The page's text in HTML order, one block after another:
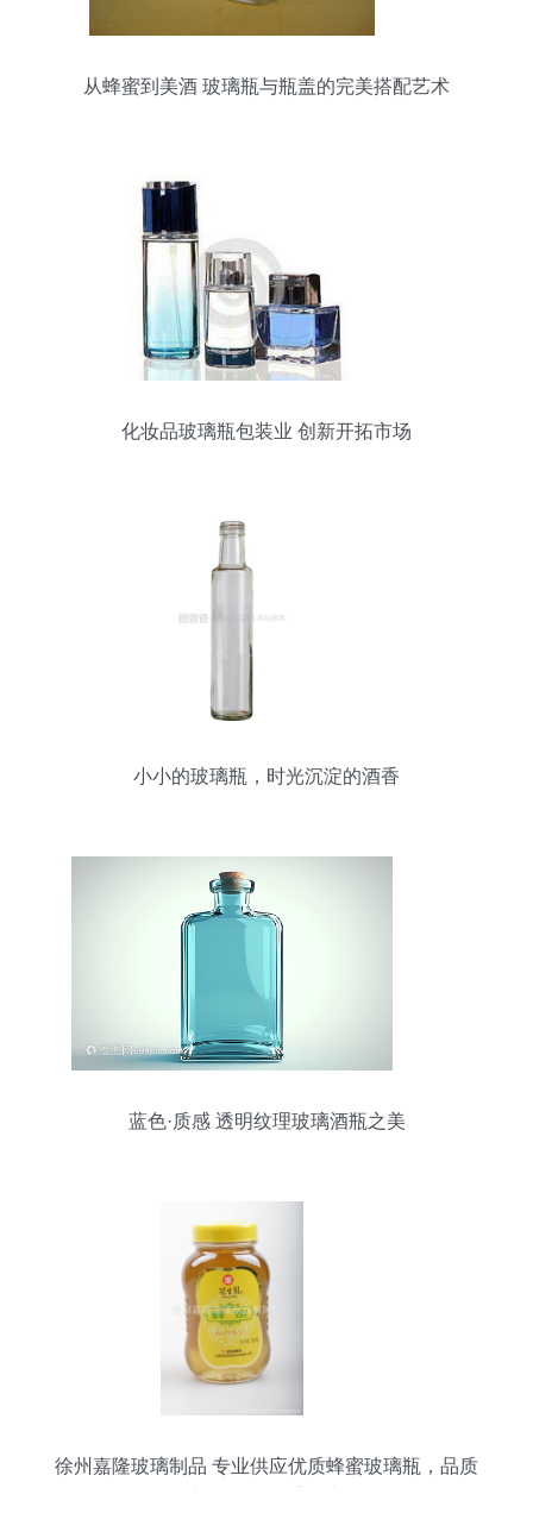
从蜂蜜到美酒 玻璃瓶与瓶盖的完美搭配艺术
化妆品玻璃瓶包装业 创新开拓市场
小小的玻璃瓶，时光沉淀的酒香
蓝色·质感 透明纹理玻璃酒瓶之美
徐州嘉隆玻璃制品 专业供应优质蜂蜜玻璃瓶，品质